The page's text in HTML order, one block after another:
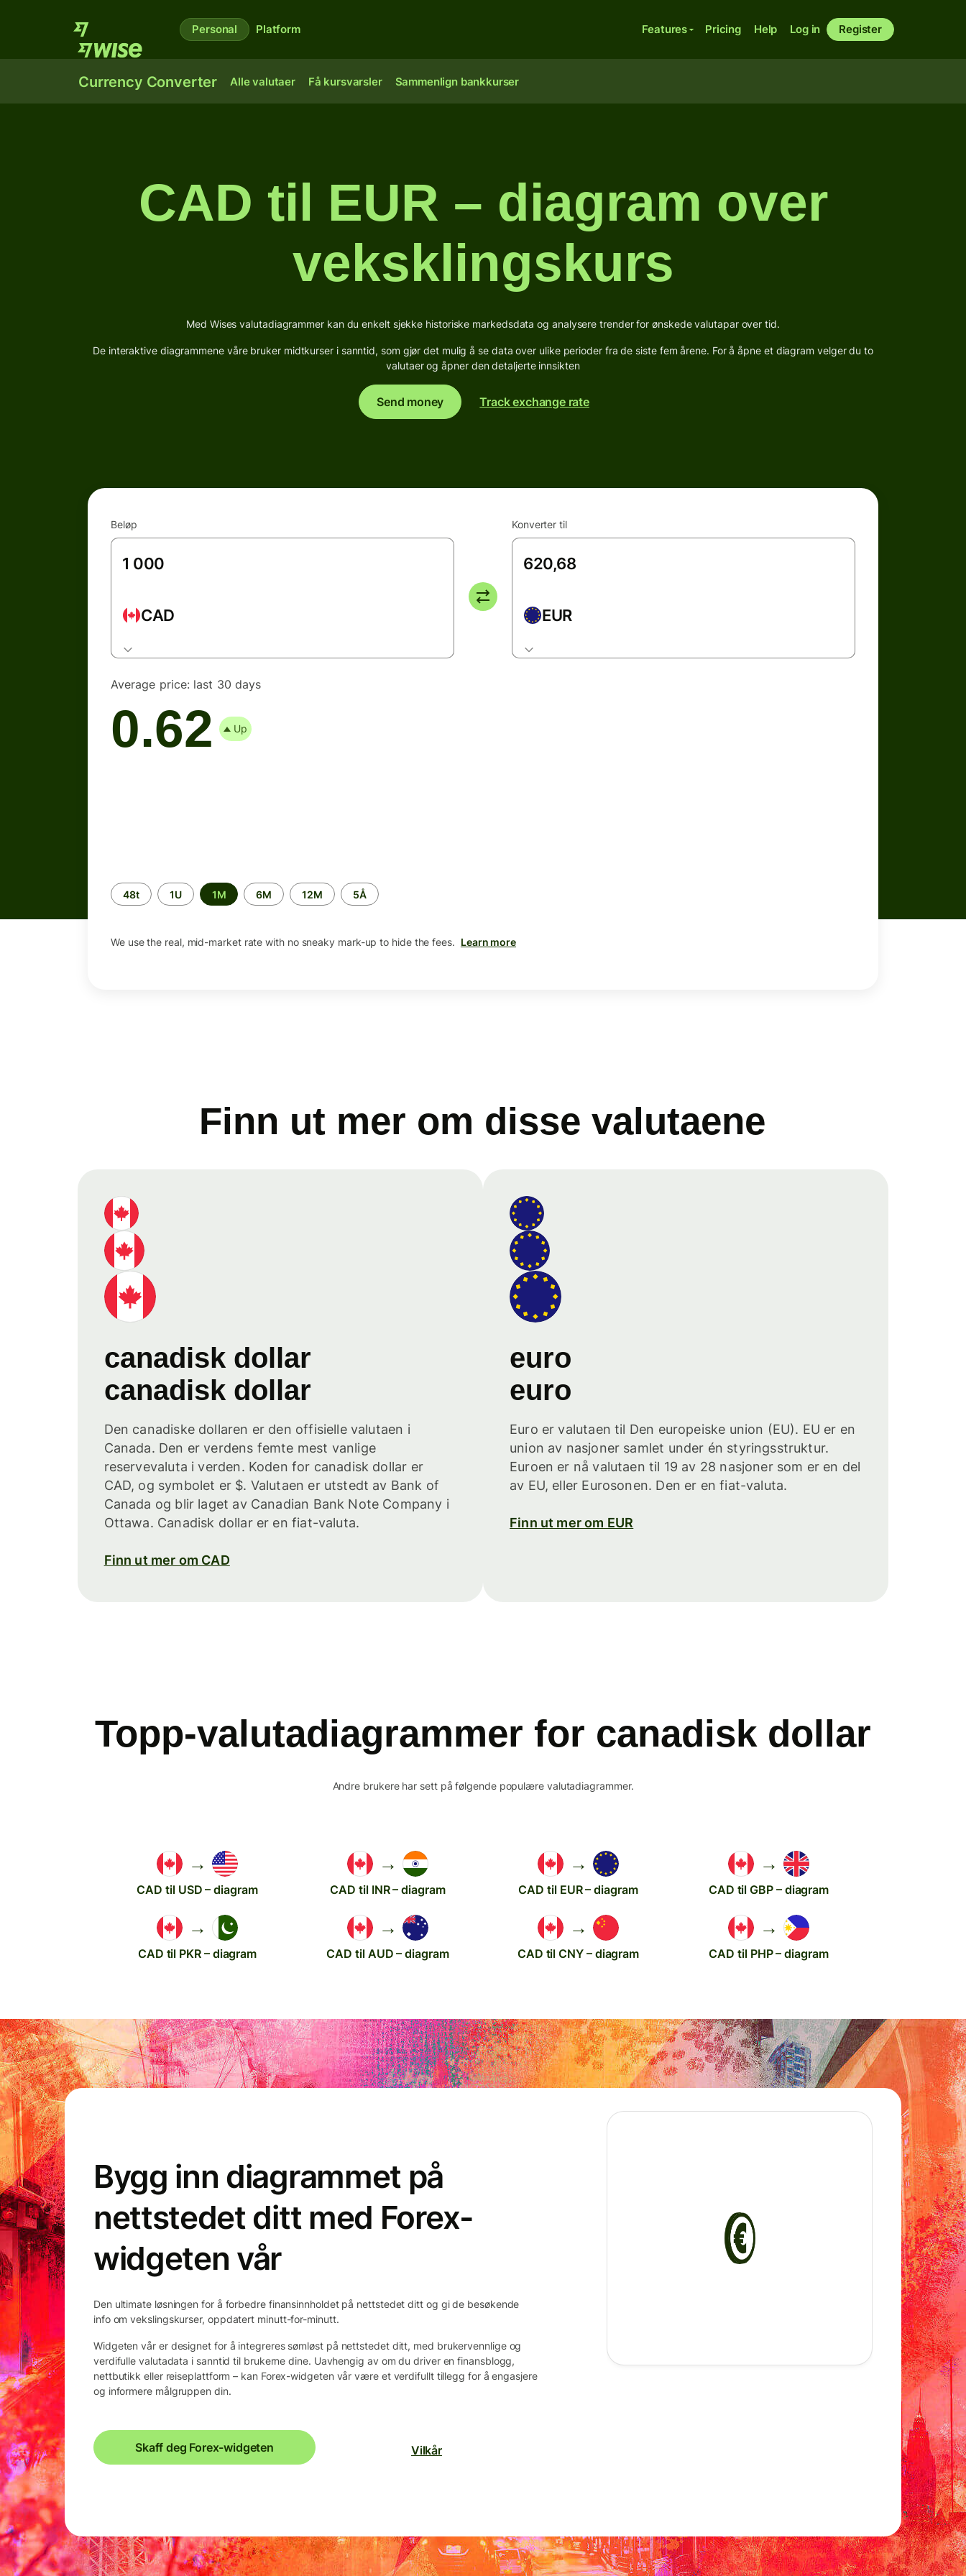
Personal Platform Features Pricing Help Log in Register
Currency Converter Alle valutaer Få kursvarsler Sammenlign bankkurser
CAD til EUR – diagram over
veksklingskurs
Med Wises valutadiagrammer kan du enkelt sjekke historiske markedsdata og analysere trender for ønskede valutapar over tid.
De interaktive diagrammene våre bruker midtkurser i sanntid, som gjør det mulig å se data over ulike perioder fra de siste fem årene. For å åpne et diagram velger du to
valutaer og åpner den detaljerte innsikten
Send money Track exchange rate
Beløp
CAD
Konverter til
EUR
Average price: last 30 days
0.62 Up
Time
period
48t 1U 1M 6M 12M 5Å
We use the real, mid-market rate with no sneaky mark-up to hide the fees. Learn more
Finn ut mer om disse valutaene
canadisk dollar
canadisk dollar
Den canadiske dollaren er den offisielle valutaen i
Canada. Den er verdens femte mest vanlige
reservevaluta i verden. Koden for canadisk dollar er
CAD, og symbolet er $. Valutaen er utstedt av Bank of
Canada og blir laget av Canadian Bank Note Company i
Ottawa. Canadisk dollar er en fiat-valuta.
Finn ut mer om CAD
euro
euro
Euro er valutaen til Den europeiske union (EU). EU er en
union av nasjoner samlet under én styringsstruktur.
Euroen er nå valutaen til 19 av 28 nasjoner som er en del
av EU, eller Eurosonen. Den er en fiat-valuta.
Finn ut mer om EUR
Topp-valutadiagrammer for canadisk dollar
Andre brukere har sett på følgende populære valutadiagrammer.
→
CAD til USD – diagram
→
CAD til INR – diagram
→
CAD til EUR – diagram
→
CAD til GBP – diagram
→
CAD til PKR – diagram
→
CAD til AUD – diagram
→
CAD til CNY – diagram
→
CAD til PHP – diagram
Bygg inn diagrammet på
nettstedet ditt med Forex-
widgeten vår
Den ultimate løsningen for å forbedre finansinnholdet på nettstedet ditt og gi de besøkende
info om vekslingskurser, oppdatert minutt-for-minutt.
Widgeten vår er designet for å integreres sømløst på nettstedet ditt, med brukervennlige og
verdifulle valutadata i sanntid til brukerne dine. Uavhengig av om du driver en finansblogg,
nettbutikk eller reiseplattform – kan Forex-widgeten vår være et verdifullt tillegg for å engasjere
og informere målgruppen din.
Skaff deg Forex-widgeten Vilkår